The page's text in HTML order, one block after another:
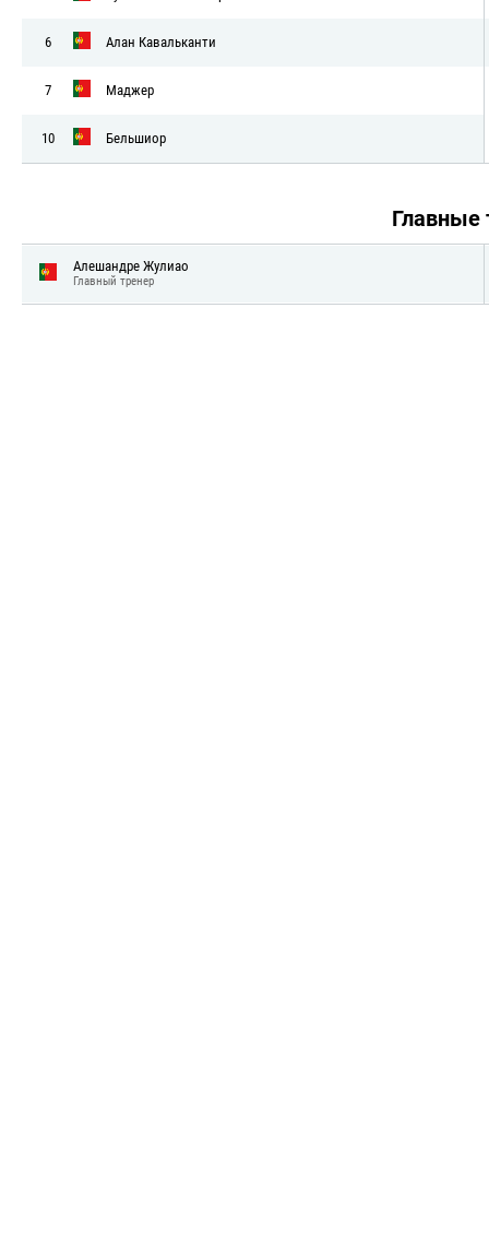
6 Алан Кавальканти
7 Маджер
10 Бельшиор
Главные
Алешандре Жулиао
Главный тренер